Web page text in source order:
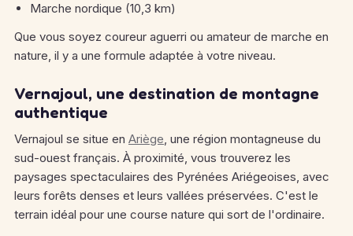
Marche nordique (10,3 km)
Que vous soyez coureur aguerri ou amateur de marche en
nature, il y a une formule adaptée à votre niveau.
Vernajoul, une destination de montagne
authentique
Vernajoul se situe en Ariège, une région montagneuse du
sud-ouest français. À proximité, vous trouverez les
paysages spectaculaires des Pyrénées Ariégeoises, avec
leurs forêts denses et leurs vallées préservées. C'est le
terrain idéal pour une course nature qui sort de l'ordinaire.